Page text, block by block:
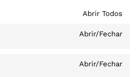
Abrir Todos
Abrir/Fechar
Abrir/Fechar